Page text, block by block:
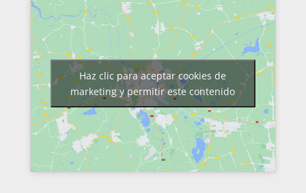
Haz clic para aceptar cookies de
marketing y permitir este contenido